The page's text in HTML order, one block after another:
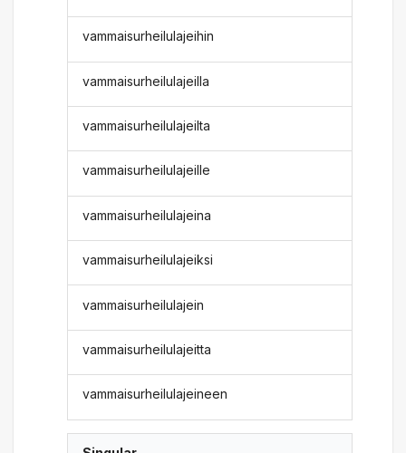
vammaisurheilulajeihin
vammaisurheilulajeilla
vammaisurheilulajeilta
vammaisurheilulajeille
vammaisurheilulajeina
vammaisurheilulajeiksi
vammaisurheilulajein
vammaisurheilulajeitta
vammaisurheilulajeineen